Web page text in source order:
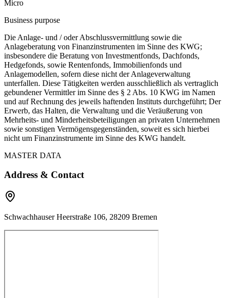
Micro
Business purpose
Die Anlage- und / oder Abschlussvermittlung sowie die
Anlageberatung von Finanzinstrumenten im Sinne des KWG;
insbesondere die Beratung von Investmentfonds, Dachfonds,
Hedgefonds, sowie Rentenfonds, Immobilienfonds und
Anlagemodellen, sofern diese nicht der Anlageverwaltung
unterfallen. Diese Tätigkeiten werden ausschließlich als vertraglich
gebundener Vermittler im Sinne des § 2 Abs. 10 KWG im Namen
und auf Rechnung des jeweils haftenden Instituts durchgeführt; Der
Erwerb, das Halten, die Verwaltung und die Veräußerung von
Mehrheits- und Minderheitsbeteiligungen an privaten Unternehmen
sowie sonstigen Vermögensgegenständen, soweit es sich hierbei
nicht um Finanzinstrumente im Sinne des KWG handelt.
MASTER DATA
Address & Contact
Schwachhauser Heerstraße 106, 28209 Bremen